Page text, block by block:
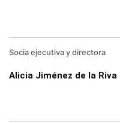
Socia ejecutiva y directora
Alicia Jiménez de la Riva